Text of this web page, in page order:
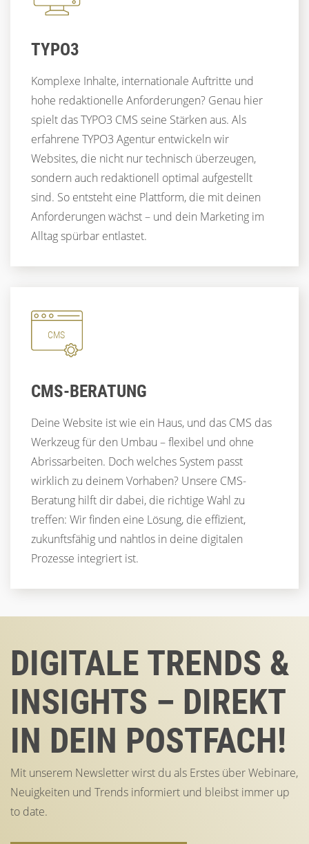
RELAUNCH
DRUPAL
TYPO3
Komplexe Inhalte, internationale Auftritte und
hohe redaktionelle Anforderungen? Genau hier
spielt das TYPO3 CMS seine Stärken aus. Als
erfahrene TYPO3 Agentur entwickeln wir
Websites, die nicht nur technisch überzeugen,
sondern auch redaktionell optimal aufgestellt
sind. So entsteht eine Plattform, die mit deinen
Anforderungen wächst – und dein Marketing im
Alltag spürbar entlastet.
CMS
CMS-BERATUNG
Deine Website ist wie ein Haus, und das CMS das
Werkzeug für den Umbau – flexibel und ohne
Abrissarbeiten. Doch welches System passt
wirklich zu deinem Vorhaben? Unsere CMS-
Beratung hilft dir dabei, die richtige Wahl zu
treffen: Wir finden eine Lösung, die effizient,
zukunftsfähig und nahtlos in deine digitalen
Prozesse integriert ist.
DIGITALE TRENDS &
INSIGHTS – DIREKT
IN DEIN POSTFACH!
Mit unserem Newsletter wirst du als Erstes über Webinare,
Neuigkeiten und Trends informiert und bleibst immer up
to date.